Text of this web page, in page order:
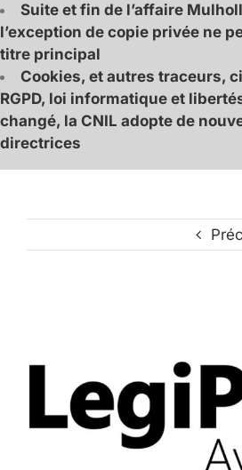
Suite et fin de l’affaire
l’exception de copie privée ne
titre principal
Cookies, et autres traceurs,
RGPD, loi informatique et
changé, la CNIL adopte de
directrices